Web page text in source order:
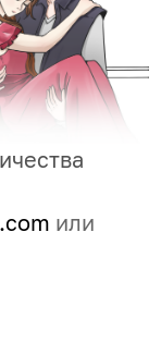
или